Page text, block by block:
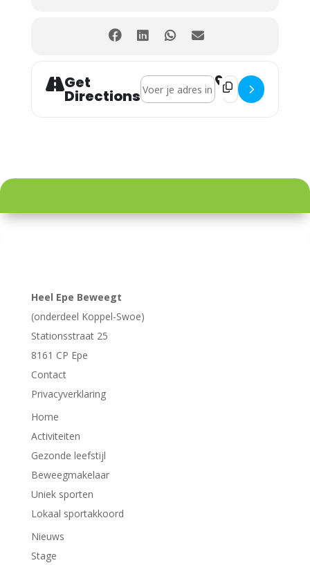
Get
Directions
Address - Voorjaars Sport Games
Destination
Heel Epe Beweegt
(onderdeel Koppel-Swoe)
Stationsstraat 25
8161 CP Epe
Contact
Privacyverklaring
Home
Activiteiten
Gezonde leefstijl
Beweegmakelaar
Uniek sporten
Lokaal sportakkoord
Nieuws
Stage